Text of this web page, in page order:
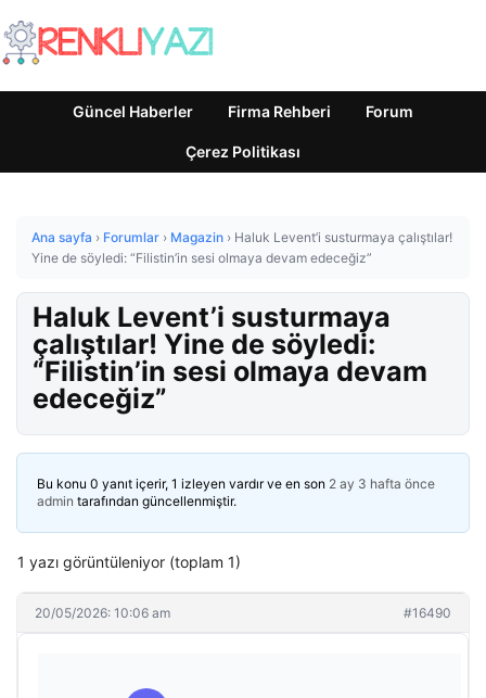
Güncel Haberler Firma Rehberi Forum
Çerez Politikası
Ana sayfa › Forumlar › Magazin › Haluk Levent’i susturmaya çalıştılar!
Yine de söyledi: “Filistin’in sesi olmaya devam edeceğiz”
Haluk Levent’i susturmaya
çalıştılar! Yine de söyledi:
“Filistin’in sesi olmaya devam
edeceğiz”
Bu konu 0 yanıt içerir, 1 izleyen vardır ve en son 2 ay 3 hafta önce
admin tarafından güncellenmiştir.
1 yazı görüntüleniyor (toplam 1)
20/05/2026: 10:06 am #16490